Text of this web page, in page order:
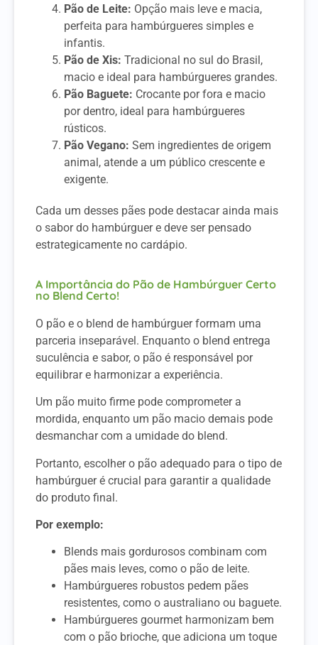
Pão de Leite: Opção mais leve e macia,
perfeita para hambúrgueres simples e
infantis.
Pão de Xis: Tradicional no sul do Brasil,
macio e ideal para hambúrgueres grandes.
Pão Baguete: Crocante por fora e macio
por dentro, ideal para hambúrgueres
rústicos.
Pão Vegano: Sem ingredientes de origem
animal, atende a um público crescente e
exigente.
Cada um desses pães pode destacar ainda mais
o sabor do hambúrguer e deve ser pensado
estrategicamente no cardápio.
A Importância do Pão de Hambúrguer Certo
no Blend Certo!
O pão e o blend de hambúrguer formam uma
parceria inseparável. Enquanto o blend entrega
suculência e sabor, o pão é responsável por
equilibrar e harmonizar a experiência.
Um pão muito firme pode comprometer a
mordida, enquanto um pão macio demais pode
desmanchar com a umidade do blend.
Portanto, escolher o pão adequado para o tipo de
hambúrguer é crucial para garantir a qualidade
do produto final.
Por exemplo:
Blends mais gordurosos combinam com
pães mais leves, como o pão de leite.
Hambúrgueres robustos pedem pães
resistentes, como o australiano ou baguete.
Hambúrgueres gourmet harmonizam bem
com o pão brioche, que adiciona um toque